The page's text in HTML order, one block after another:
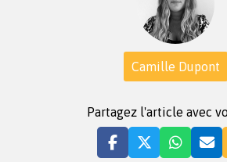
Camille Dupont
Partagez l'article avec